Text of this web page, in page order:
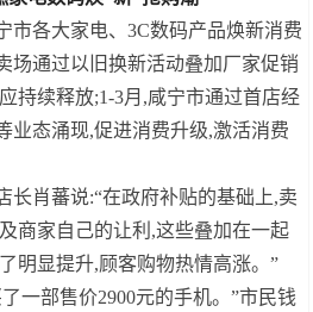
市各大家电、3C数码产品焕新消费
场通过以旧换新活动叠加厂家促销
持续释放;1-3月,咸宁市通过首店经
业态涌现,促进消费升级,激活消费
长肖蕃说:“在政府补贴的基础上,卖
商家自己的让利,这些叠加在一起
明显提升,顾客购物热情高涨。”
一部售价2900元的手机。”市民钱